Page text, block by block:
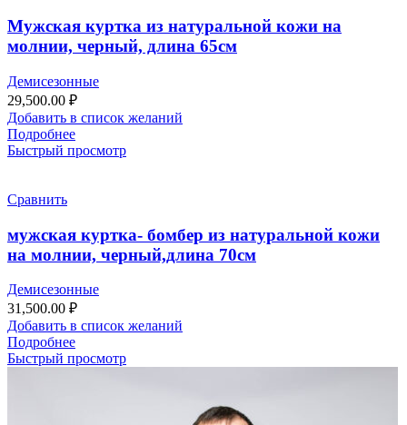
Мужская куртка из натуральной кожи на
молнии, черный, длина 65см
Демисезонные
29,500.00 ₽
Добавить в список желаний
Подробнее
Быстрый просмотр
Сравнить
мужская куртка- бомбер из натуральной кожи
на молнии, черный,длина 70см
Демисезонные
31,500.00 ₽
Добавить в список желаний
Подробнее
Быстрый просмотр